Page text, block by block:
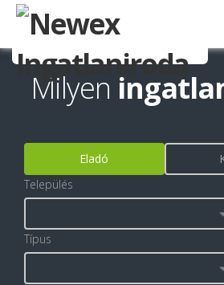
Milyen
Eladó
Település
Típus